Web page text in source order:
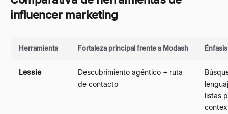
influencer marketing
Herramienta Fortaleza principal frente a Modash
Lessie
Descubrimiento agéntico + ruta
de contacto
listas